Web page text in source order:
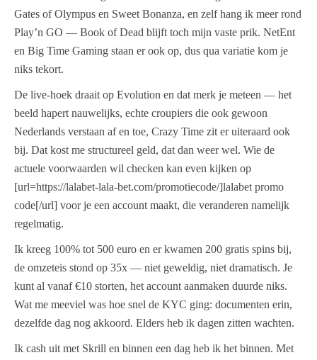
Gates of Olympus en Sweet Bonanza, en zelf hang ik meer rond
Play’n GO — Book of Dead blijft toch mijn vaste prik. NetEnt
en Big Time Gaming staan er ook op, dus qua variatie kom je
niks tekort.
De live-hoek draait op Evolution en dat merk je meteen — het
beeld hapert nauwelijks, echte croupiers die ook gewoon
Nederlands verstaan af en toe, Crazy Time zit er uiteraard ook
bij. Dat kost me structureel geld, dat dan weer wel. Wie de
actuele voorwaarden wil checken kan even kijken op
[url=https://lalabet-lala-bet.com/promotiecode/]lalabet promo
code[/url] voor je een account maakt, die veranderen namelijk
regelmatig.
Ik kreeg 100% tot 500 euro en er kwamen 200 gratis spins bij,
de omzeteis stond op 35x — niet geweldig, niet dramatisch. Je
kunt al vanaf €10 storten, het account aanmaken duurde niks.
Wat me meeviel was hoe snel de KYC ging: documenten erin,
dezelfde dag nog akkoord. Elders heb ik dagen zitten wachten.
Ik cash uit met Skrill en binnen een dag heb ik het binnen. Met